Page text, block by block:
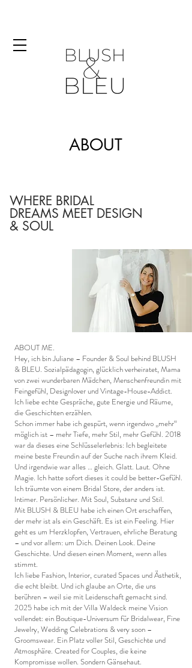
ABOUT
WHERE BRIDAL
DREAMS MEET DESIGN
& SOUL
ABOUT ME.
Hey, ich bin Juliane – Founder & Soul behind BLUSH
& BLEU. Sozialpädagogin, glücklich verheiratet, Mama
von zwei wunderbaren Mädchen, Menschenfreundin mit
Feingefühl, Designlover und Vintage-House-Addict.
Ich liebe echte Gespräche, gute Energie und Räume,
die Geschichten erzählen.
Schon immer habe ich gespürt, wenn irgendwo „mehr“
möglich ist – mehr Tiefe, mehr Stil, mehr Gefühl. 2018
war da dieses eine Schlüsselerlebnis: Ich begleitete
meine beste Freundin auf der Suche nach ihrem Kleid.
Und irgendwie war alles … gleich. Glatt. Laut. Ohne
Magie. Ich hatte sofort dieses it could be better-Gefühl.
Ich träumte von einem Bridal Store, der anders ist.
Intimer. Persönlicher. Mit Soul, Substanz und Stil.
Mit BLUSH & BLEU habe ich einen Ort erschaffen,
der mehr ist als ein Geschäft. Es ist ein Feeling. Hier
geht es um Herzklopfen, Vertrauen, ehrliche Beratung
– und vor allem: um Dich. Deinen Look. Deine
Geschichte. Und diesen einen Moment, wenn alles
stimmt.
Ich liebe Fashion, Interior, curated Spaces und Ästhetik,
die echt bleibt. Und ich glaube an Orte, die uns
berühren – weil sie mit Leidenschaft gemacht sind.
2025 habe ich mit der Villa Waldeck meine Vision
vollendet: ein Boutique-Universum für Bridalwear, Fine
Jewelry, Wedding Celebrations & very soon –
Groomswear. Ein Platz voller Stil, Geschichte und
Atmosphäre. Created for Couples, die keine
Kompromisse wollen. Sondern Gänsehaut.